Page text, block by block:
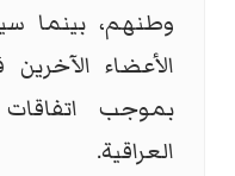
وطنهم، بينما
الأعضاء
بموجب
العراقية.